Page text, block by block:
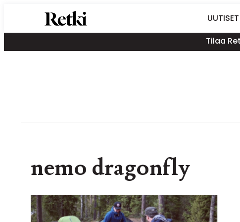
sisältöön
Retki-lehti
Retkeily,
vaellus,
UUTISET
Tilaa
nemo dragonfly